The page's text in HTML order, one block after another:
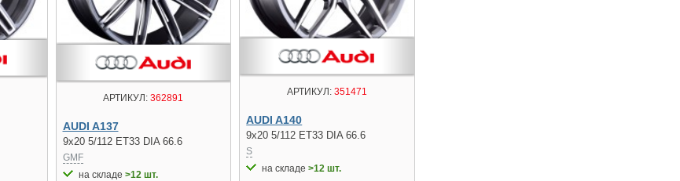
АРТИКУЛ: 362891
AUDI A137
9x20 5/112 ET33 DIA 66.6
GMF
на складе >12 шт.
АРТИКУЛ: 351471
AUDI A140
9x20 5/112 ET33 DIA 66.6
S
на складе>12 шт.